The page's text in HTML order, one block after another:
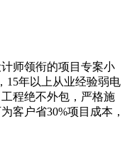
师领衔的项目专案小
15年以上从业经验弱电
程绝不外包，严格施
客户省30%项目成本，